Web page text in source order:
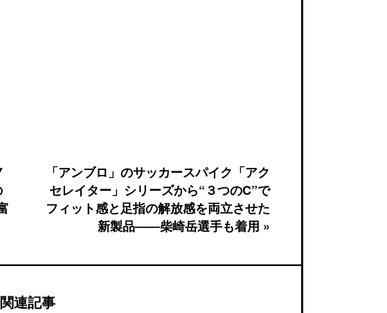
「アンブロ」のサッカースパイク「アク
セレイター」シリーズから“３つのC”で
フィット感と足指の解放感を両立させた
新製品――柴崎岳選手も着用 »
関連記事